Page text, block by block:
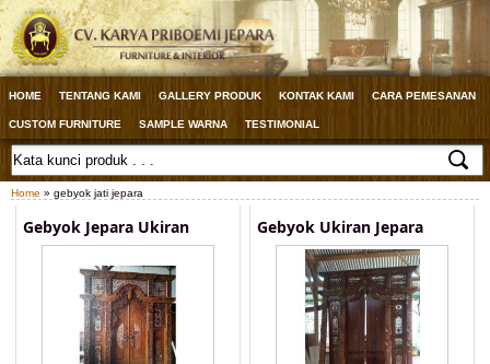
HOME TENTANG KAMI GALLERY PRODUK KONTAK KAMI CARA PEMESANAN
CUSTOM FURNITURE SAMPLE WARNA TESTIMONIAL
Home » gebyok jati jepara
Gebyok Jepara Ukiran Gebyok Ukiran Jepara